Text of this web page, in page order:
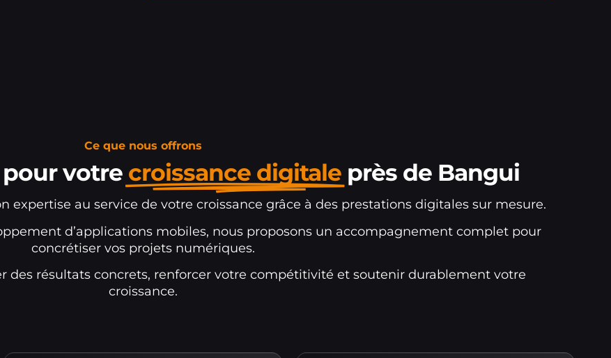
Ce que nous offrons
pour votre croissance digitale près de Bangui
expertise au service de votre croissance grâce à des prestations digitales sur mesure.
d’applications mobiles, nous proposons un accompagnement complet pour
concrétiser vos projets numériques.
des résultats concrets, renforcer votre compétitivité et soutenir durablement votre
croissance.